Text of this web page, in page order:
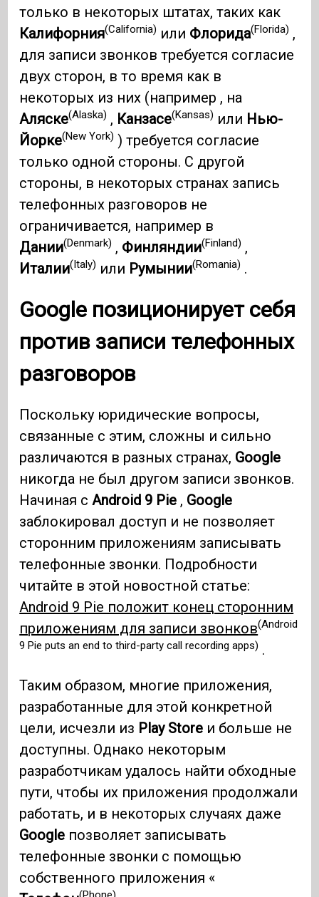
только в некоторых штатах, таких как
Калифорния(California) или Флорида(Florida) ,
для записи звонков требуется согласие
двух сторон, в то время как в
некоторых из них (например , на
Аляске(Alaska) , Канзасе(Kansas) или Нью-
Йорке(New York) ) требуется согласие
только одной стороны. С другой
стороны, в некоторых странах запись
телефонных разговоров не
ограничивается, например в
Дании(Denmark) , Финляндии(Finland) ,
Италии(Italy) или Румынии(Romania) .
Google позиционирует себя
против записи телефонных
разговоров
Поскольку юридические вопросы,
связанные с этим, сложны и сильно
различаются в разных странах, Google
никогда не был другом записи звонков.
Начиная с Android 9 Pie , Google
заблокировал доступ и не позволяет
сторонним приложениям записывать
телефонные звонки. Подробности
читайте в этой новостной статье:
Android 9 Pie положит конец сторонним
приложениям для записи звонков(Android
9 Pie puts an end to third-party call recording apps) .
Таким образом, многие приложения,
разработанные для этой конкретной
цели, исчезли из Play Store и больше не
доступны. Однако некоторым
разработчикам удалось найти обходные
пути, чтобы их приложения продолжали
работать, и в некоторых случаях даже
Google позволяет записывать
телефонные звонки с помощью
собственного приложения «